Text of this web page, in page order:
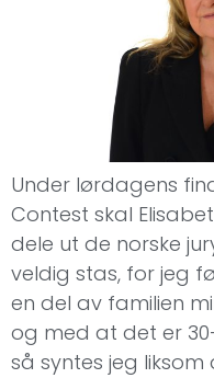
Under lørdagens
Contest skal
dele ut de norske
veldig stas, for jeg
en del av familien
og med at det er
så syntes jeg liksom